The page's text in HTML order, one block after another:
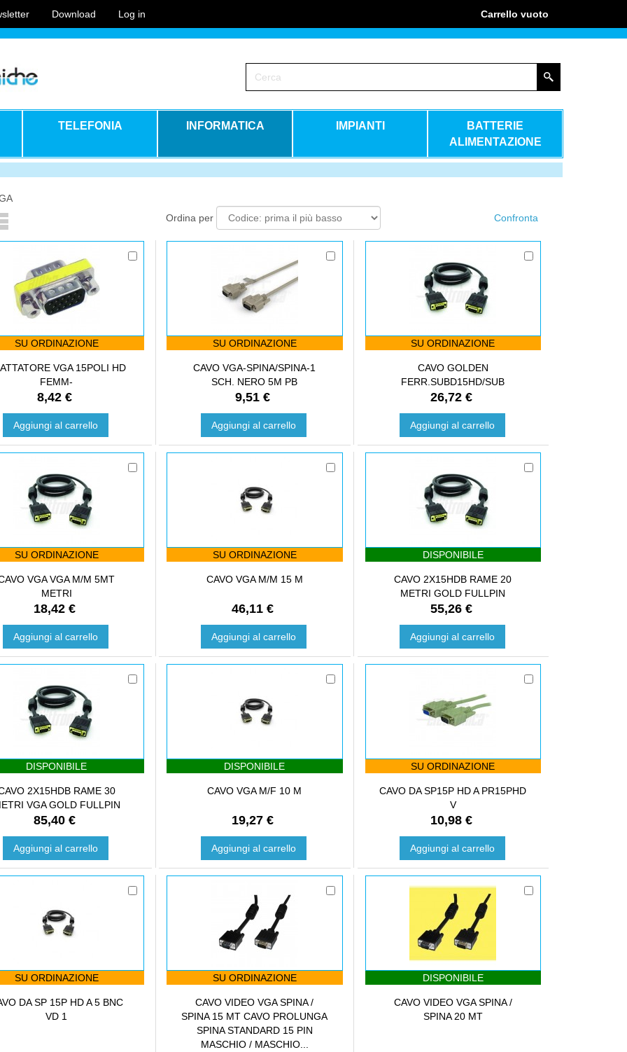
Download Log in Carrello vuoto
TELEFONIA INFORMATICA IMPIANTI
BATTERIE
ALIMENTAZIONE
Ordina per
SU ORDINAZIONE
VGA 15POLI HD
FEMM-
8,42 €
Aggiungi al carrello
SU ORDINAZIONE
CAVO VGA-SPINA/SPINA-1
SCH. NERO 5M PB
9,51 €
Aggiungi al carrello
SU ORDINAZIONE
CAVO GOLDEN
FERR.SUBD15HD/SUB
26,72 €
Aggiungi al carrello
SU ORDINAZIONE
VGA VGA M/M 5MT
METRI
18,42 €
Aggiungi al carrello
SU ORDINAZIONE
CAVO VGA M/M 15 M
46,11 €
Aggiungi al carrello
DISPONIBILE
CAVO 2X15HDB RAME 20
METRI GOLD FULLPIN
55,26 €
Aggiungi al carrello
DISPONIBILE
2X15HDB RAME 30
VGA GOLD FULLPIN
85,40 €
Aggiungi al carrello
DISPONIBILE
CAVO VGA M/F 10 M
19,27 €
Aggiungi al carrello
SU ORDINAZIONE
CAVO DA SP15P HD A PR15PHD
V
10,98 €
Aggiungi al carrello
SU ORDINAZIONE
DA SP 15P HD A 5 BNC
VD 1
SU ORDINAZIONE
CAVO VIDEO VGA SPINA /
SPINA 15 MT CAVO PROLUNGA
SPINA STANDARD 15 PIN
MASCHIO / MASCHIO...
DISPONIBILE
CAVO VIDEO VGA SPINA /
SPINA 20 MT